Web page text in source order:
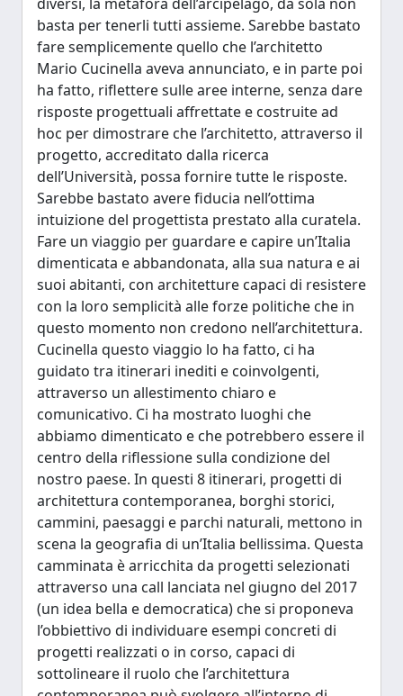
basta per tenerli tutti assieme. Sarebbe bastato
fare semplicemente quello che l’architetto
Mario Cucinella aveva annunciato, e in parte poi
ha fatto, riflettere sulle aree interne, senza dare
risposte progettuali affrettate e costruite ad
hoc per dimostrare che l’architetto, attraverso il
progetto, accreditato dalla ricerca
dell’Università, possa fornire tutte le risposte.
Sarebbe bastato avere fiducia nell’ottima
intuizione del progettista prestato alla curatela.
Fare un viaggio per guardare e capire un’Italia
dimenticata e abbandonata, alla sua natura e ai
suoi abitanti, con architetture capaci di resistere
con la loro semplicità alle forze politiche che in
questo momento non credono nell’architettura.
Cucinella questo viaggio lo ha fatto, ci ha
guidato tra itinerari inediti e coinvolgenti,
attraverso un allestimento chiaro e
comunicativo. Ci ha mostrato luoghi che
abbiamo dimenticato e che potrebbero essere il
centro della riflessione sulla condizione del
nostro paese. In questi 8 itinerari, progetti di
architettura contemporanea, borghi storici,
cammini, paesaggi e parchi naturali, mettono in
scena la geografia di un’Italia bellissima. Questa
camminata è arricchita da progetti selezionati
attraverso una call lanciata nel giugno del 2017
(un idea bella e democratica) che si proponeva
l’obbiettivo di individuare esempi concreti di
progetti realizzati o in corso, capaci di
sottolineare il ruolo che l’architettura